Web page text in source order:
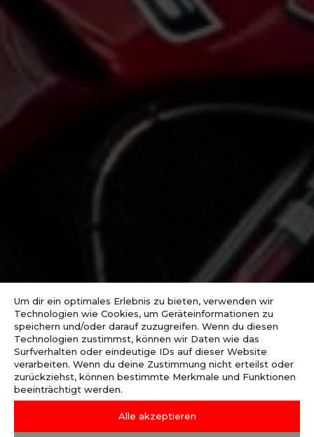
Um dir ein optimales Erlebnis zu bieten, verwenden wir
Technologien wie Cookies, um Geräteinformationen zu
speichern und/oder darauf zuzugreifen. Wenn du diesen
Technologien zustimmst, können wir Daten wie das
Surfverhalten oder eindeutige IDs auf dieser Website
verarbeiten. Wenn du deine Zustimmung nicht erteilst oder
zurückziehst, können bestimmte Merkmale und Funktionen
beeinträchtigt werden.
Alle akzeptieren